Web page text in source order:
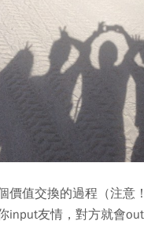
價值交換的過程（注意
input友情，對方就會